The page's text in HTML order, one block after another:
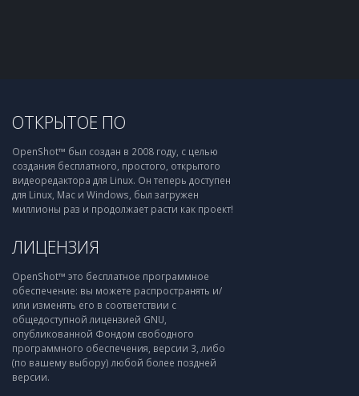
ОТКРЫТОЕ ПО
OpenShot™ был создан в 2008 году, с целью
создания бесплатного, простого, открытого
видеоредактора для Linux. Он теперь доступен
для Linux, Mac и Windows, был загружен
миллионы раз и продолжает расти как проект!
ЛИЦЕНЗИЯ
OpenShot™ это бесплатное программное
обеспечение: вы можете распространять и/
или изменять его в соответствии с
общедоступной лицензией GNU,
опубликованной Фондом свободного
программного обеспечения, версии 3, либо
(по вашему выбору) любой более поздней
версии.